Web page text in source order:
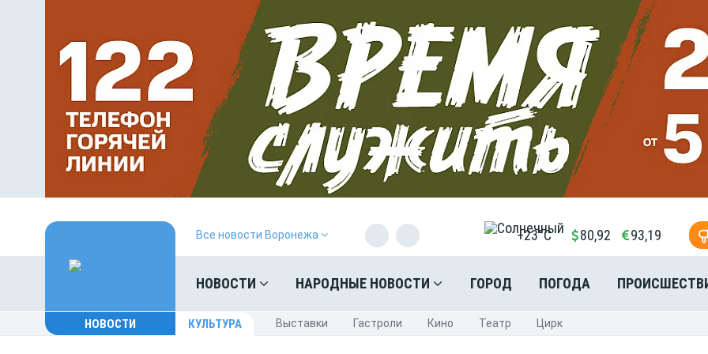
Все новости Воронежа +23°C 80,92 93,19
НОВОСТИ НАРОДНЫЕ НОВОСТИ ГОРОД ПОГОДА
НОВОСТИ КУЛЬТУРА Выставки Гастроли Кино Театр Цирк